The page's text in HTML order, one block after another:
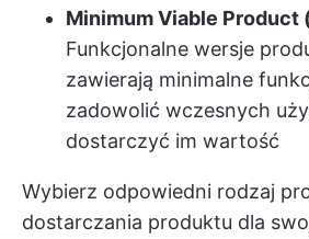
Minimum Viable Product
Funkcjonalne wersje
zawierają minimalne
zadowolić wczesnych
dostarczyć im wartość
Wybierz odpowiedni rodzaj
dostarczania produktu dla